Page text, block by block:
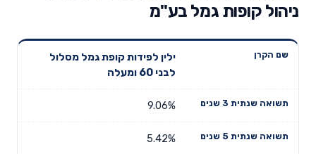
ניהול קופות גמל בע"מ
שנתית 3
תשואה
דמי ניהול
ילין לפידות קופת גמל מסלול
לבני 60 ומעלה
9.06%
5.42%